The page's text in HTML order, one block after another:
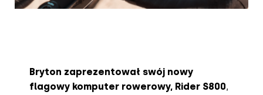
Bryton zaprezentował swój nowy
flagowy komputer rowerowy, Rider S800,